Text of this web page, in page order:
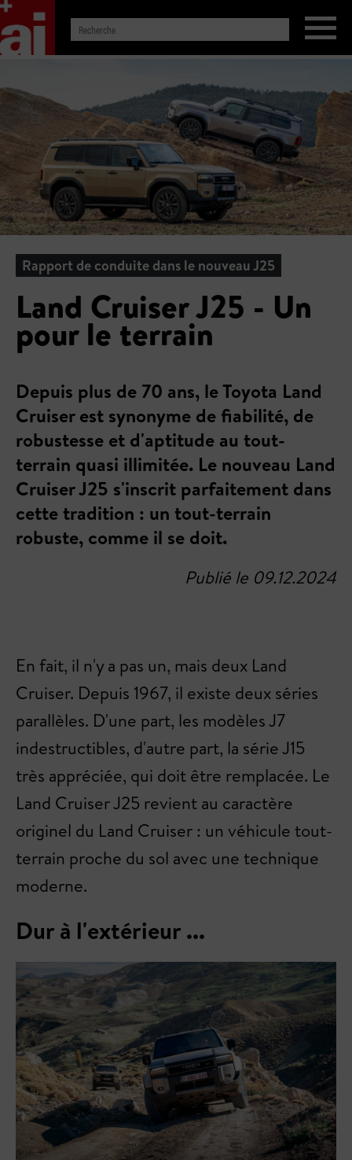
Rapport de conduite dans le nouveau J25
Land Cruiser J25 - Un
pour le terrain
Depuis plus de 70 ans, le Toyota Land
Cruiser est synonyme de fiabilité, de
robustesse et d'aptitude au tout-
terrain quasi illimitée. Le nouveau Land
Cruiser J25 s'inscrit parfaitement dans
cette tradition : un tout-terrain
robuste, comme il se doit.
Publié le 09.12.2024
En fait, il n'y a pas un, mais deux Land
Cruiser. Depuis 1967, il existe deux séries
parallèles. D'une part, les modèles J7
indestructibles, d'autre part, la série J15
très appréciée, qui doit être remplacée. Le
Land Cruiser J25 revient au caractère
originel du Land Cruiser : un véhicule tout-
terrain proche du sol avec une technique
moderne.
Dur à l'extérieur ...